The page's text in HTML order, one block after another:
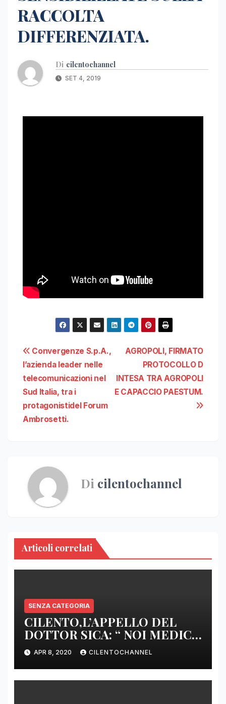
RACCOLTA
DIFFERENZIATA.
Di cilentochannel
SET 4, 2019
Navigazione
articoli
AGROPOLI, FIRMATO
PROTOCOLLO D
INTESA TRA AGROPOLI
E CAPACCIO PAESTUM.
Convergenze S.p.A.,
l’azienda leader nelle
telecomunicazioni nel
Sud Italia, tra i
protagonistidel Forum
Ambrosetti.
Di cilentochannel
Articoli correlati
SENZA CATEGORIA
CILENTO,L’APPELLO DEL
DOTTOR SICA: “ NOI MEDICI
DI BASE SIAMO SENZA ARMI
E SENZA PRESIDI”
APR 8, 2020 CILENTOCHANNEL